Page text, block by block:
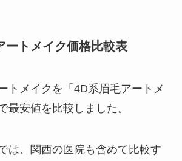
ートメイク価格比較表
トメイクを「4D系眉毛アートメ
最安値を比較しました。
は、関西の医院も含めて比較す